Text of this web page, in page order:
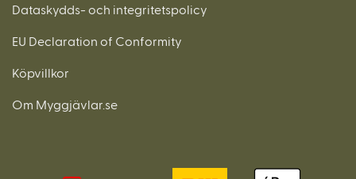
Dataskydds- och integritetspolicy
EU Declaration of Conformity
Köpvillkor
Om Myggjävlar.se